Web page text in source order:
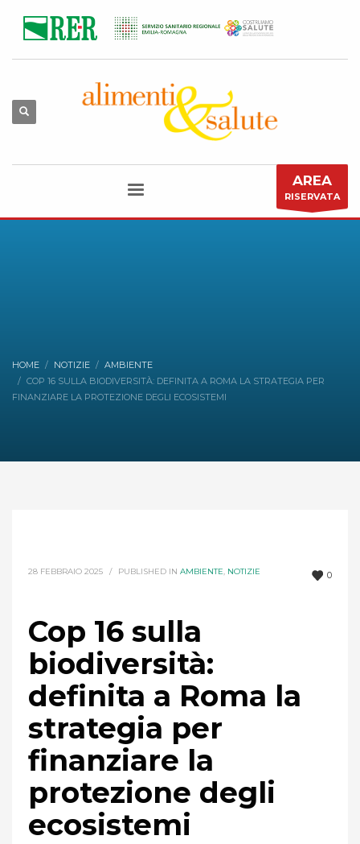
AREA
RISERVATA
HOME NOTIZIE
AMBIENTE
COP 16 SULLA BIODIVERSITÀ: DEFINITA A ROMA LA STRATEGIA PER
FINANZIARE LA PROTEZIONE DEGLI ECOSISTEMI
0
28 FEBBRAIO 2025 / PUBLISHED IN AMBIENTE, NOTIZIE
Cop 16 sulla
biodiversità:
definita a Roma la
strategia per
finanziare la
protezione degli
ecosistemi